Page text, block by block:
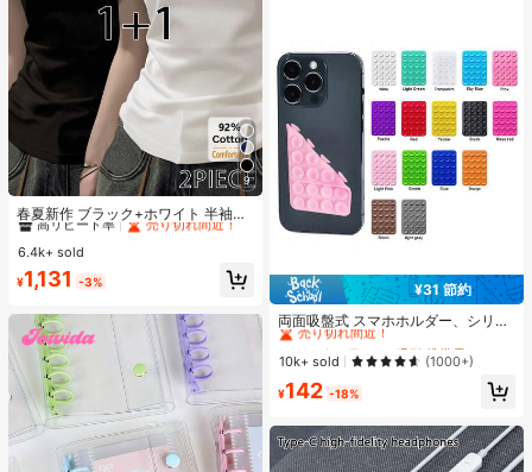
9
春夏新作 ブラック+ホワイト 半袖T
シャツ 2枚セット、レディース 無地
スリムフィット カジュアルアンダー
シャツ
#2 ベストセラー
に 長持ちする 女性用トップス、ブラウス、Tシャツ
高リピート率
売り切れ間近！
#2 ベストセラー
に 長持ちする 女性用トップス、ブラウス、Tシャツ
高リピート率
#2 ベストセラー
に 長持ちする 女性用トップス、ブラウス、Tシャツ
高リピート率
#2 ベストセラー
に 長持ちする 女性用トップス、ブラウス、Tシャツ
売り切れ間近！
6.4k+ sold
¥1,131 -3%
¥31 節約
両面吸盤式 スマホホルダー、シリコ
ン製 滑り止め 洗える スマートフォ
ンブラケット ステッカー
#1 ベストセラー
に 吸引 携帯電話ホルダー
売り切れ間近！
#1 ベストセラー
売り切れ間近！
#1 ベストセラー
売り切れ間近！
#1 ベストセラー
売り切れ間近！
10k+ sold (1000+)
¥142 -18%